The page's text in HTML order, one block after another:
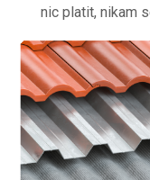
nic platit, nikam